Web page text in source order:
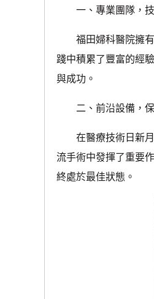
一、專業團隊，技
福田婦科醫院擁有
踐中積累了豐富的經
與成功。
二、前沿設備，保
在醫療技術日新月
流手術中發揮了重要
終處於最佳狀態。